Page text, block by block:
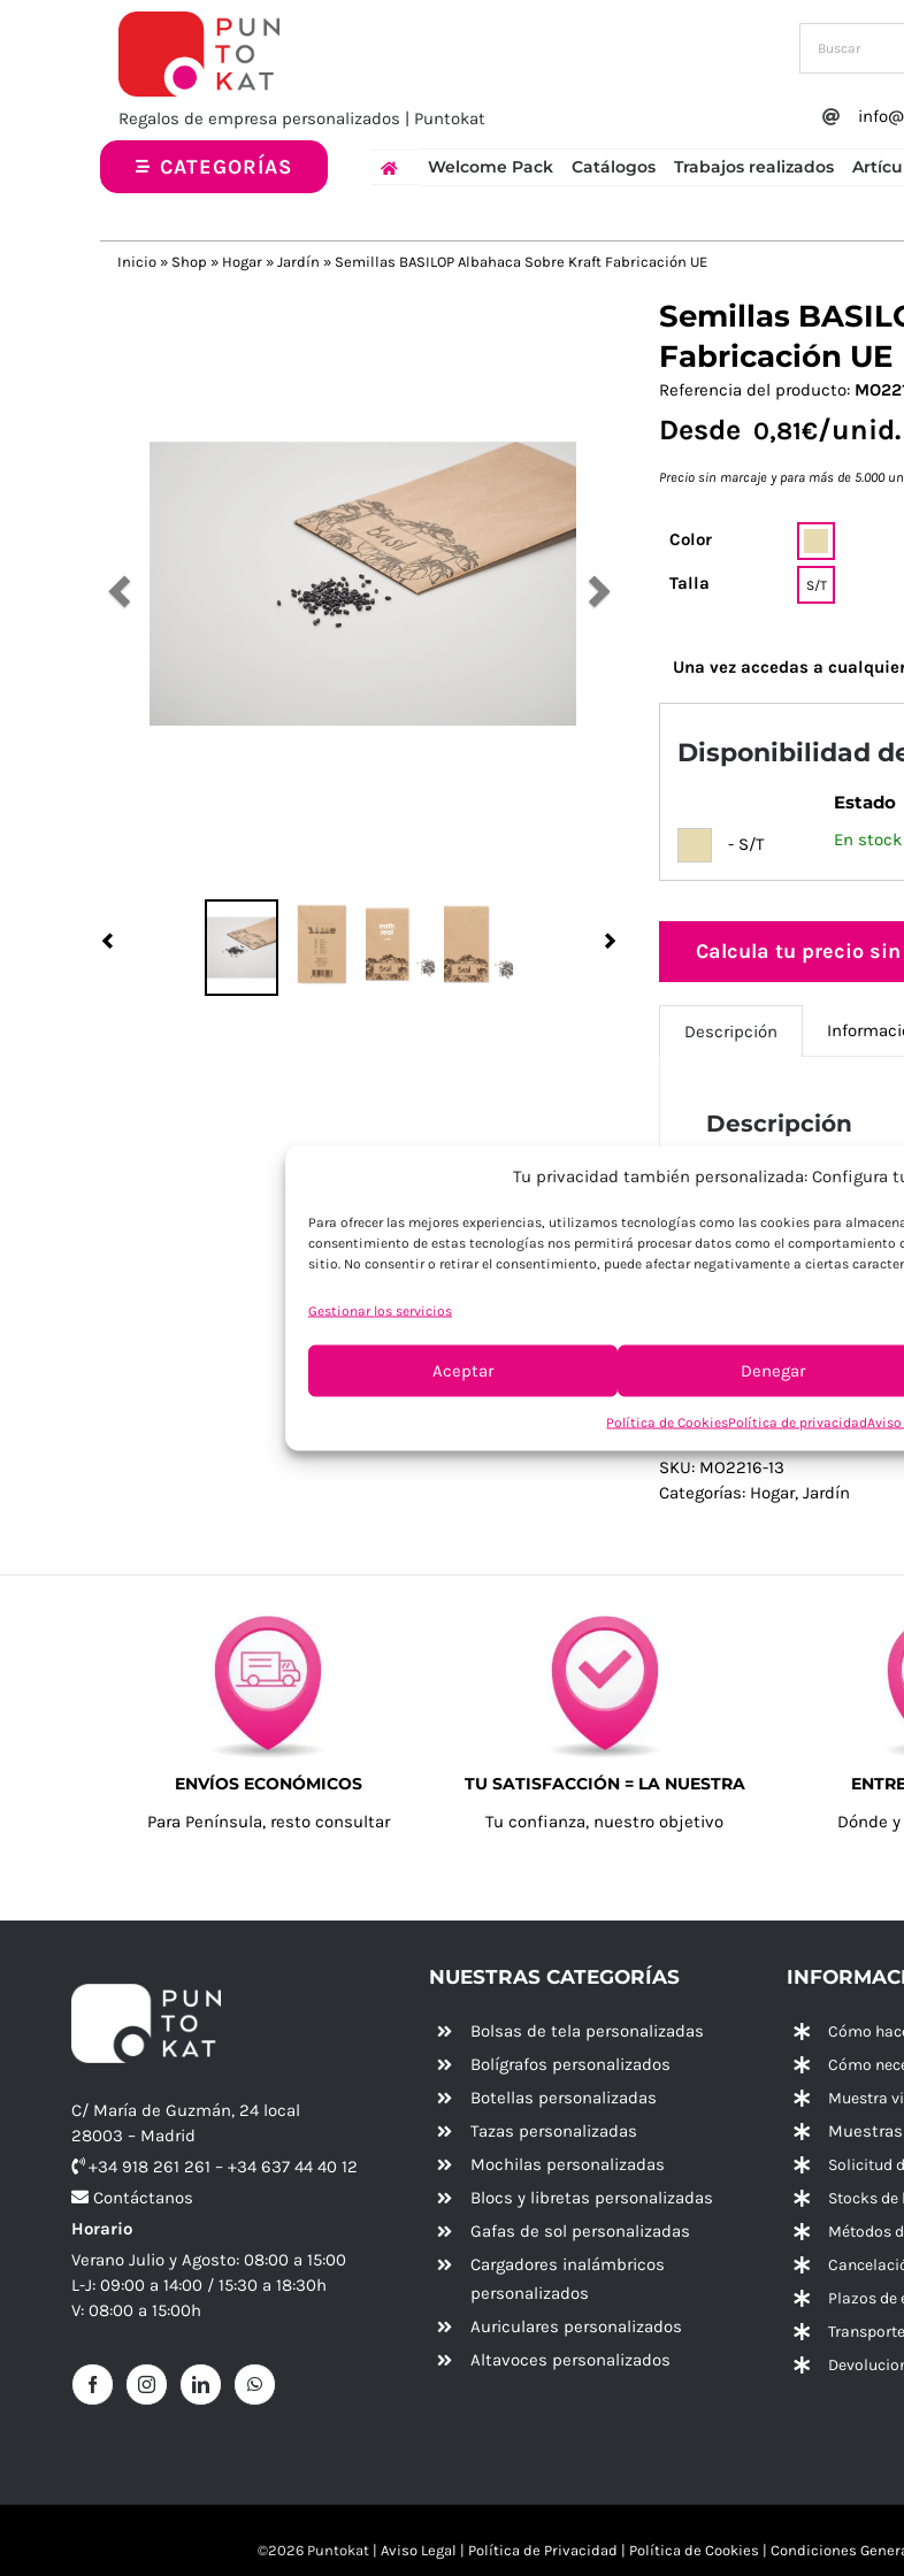
Tu privacidad también personalizada: Configura
Para ofrecer las mejores experiencias, utilizamos tecnologías como las cookies para
consentimiento de estas tecnologías nos permitirá procesar datos como el comportamiento
sitio. No consentir o retirar el consentimiento, puede afectar negativamente a ciertas
Gestionar los servicios
Aceptar Denegar
Política de CookiesPolítica de privacidad
Regalos de empresa personalizados | Puntokat
CATEGORÍAS Welcome Pack Catálogos Trabajos realizados
Inicio » Shop » Hogar » Jardín » Semillas BASILOP Albahaca Sobre Kraft Fabricación UE
Semillas
Fabricación UE
Referencia del producto:
Desde 0,81€/unid.
Precio sin marcaje y para más de 5.000
Color
Talla S/T
Una vez accedas a
Disponibilidad
Estado
- S/T En stock
Calcula tu precio
Descripción
Descripción
Semillas de albahaca
Unión Europea bajo
huertos corporativos y
planta aromática fácil
para empresas
campañas
SKU:MO2216-13
Categorías: Hogar, Jardín
ENVÍOS ECONÓMICOS
Para Península, resto consultar
TU SATISFACCIÓN = LA NUESTRA
Tu confianza, nuestro objetivo
Dónde
C/ María de Guzmán, 24 local
28003 – Madrid
+34 918 261 261 – +34 637 44 40 12
Contáctanos
Horario
Verano Julio y Agosto: 08:00 a 15:00
L-J: 09:00 a 14:00 / 15:30 a 18:30h
V: 08:00 a 15:00h
NUESTRAS CATEGORÍAS
Bolsas de tela personalizadas
Bolígrafos personalizados
Botellas personalizadas
Tazas personalizadas
Mochilas personalizadas
Blocs y libretas personalizadas
Gafas de sol personalizadas
Cargadores inalámbricos
personalizados
Auriculares personalizados
Altavoces personalizados
Cómo
Cómo
Muestra
Solicitud
Stocks
Métodos
Plazos de
Transporte
©2026 Puntokat | Aviso Legal | Política de Privacidad | Política de Cookies | Condiciones